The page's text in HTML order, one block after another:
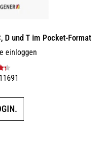
D und T im Pocket-Format
einloggen